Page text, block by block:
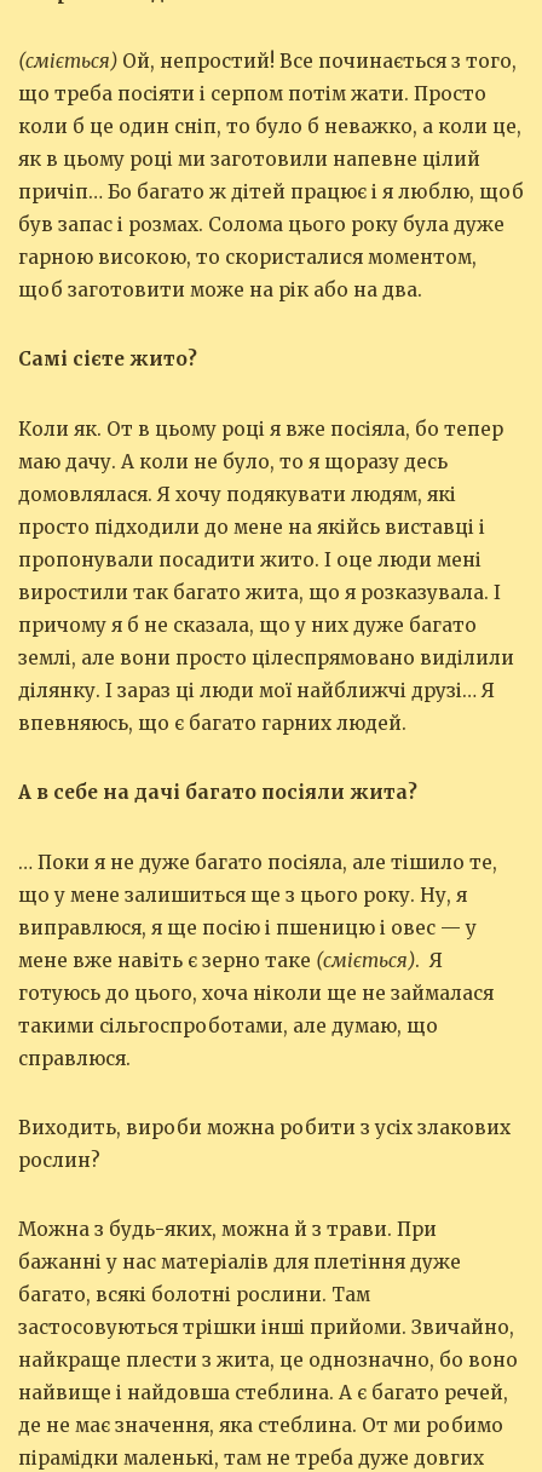
(сміється) Ой, непростий! Все починається з того,
що треба посіяти і серпом потім жати. Просто
коли б це один сніп, то було б неважко, а коли це,
як в цьому році ми заготовили напевне цілий
причіп… Бо багато ж дітей працює і я люблю, щоб
був запас і розмах. Солома цього року була дуже
гарною високою, то скористалися моментом,
щоб заготовити може на рік або на два.
Самі сієте жито?
Коли як. От в цьому році я вже посіяла, бо тепер
маю дачу. А коли не було, то я щоразу десь
домовлялася. Я хочу подякувати людям, які
просто підходили до мене на якійсь виставці і
пропонували посадити жито. І оце люди мені
виростили так багато жита, що я розказувала. І
причому я б не сказала, що у них дуже багато
землі, але вони просто цілеспрямовано виділили
ділянку. І зараз ці люди мої найближчі друзі… Я
впевняюсь, що є багато гарних людей.
А в себе на дачі багато посіяли жита?
… Поки я не дуже багато посіяла, але тішило те,
що у мене залишиться ще з цього року. Ну, я
виправлюся, я ще посію і пшеницю і овес — у
мене вже навіть є зерно таке (сміється). Я
готуюсь до цього, хоча ніколи ще не займалася
такими сільгоспроботами, але думаю, що
справлюся.
Виходить, вироби можна робити з усіх злакових
рослин?
Можна з будь-яких, можна й з трави. При
бажанні у нас матеріалів для плетіння дуже
багато, всякі болотні рослини. Там
застосовуються трішки інші прийоми. Звичайно,
найкраще плести з жита, це однозначно, бо воно
найвище і найдовша стеблина. А є багато речей,
де не має значення, яка стеблина. От ми робимо
пірамідки маленькі, там не треба дуже довгих